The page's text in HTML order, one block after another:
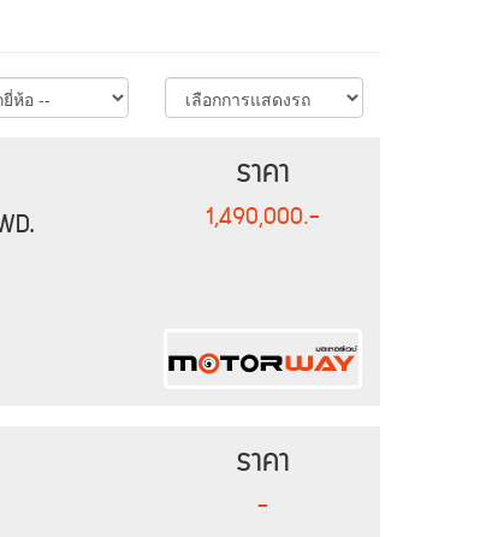
ราคา
1,490,000.-
ราคา
-